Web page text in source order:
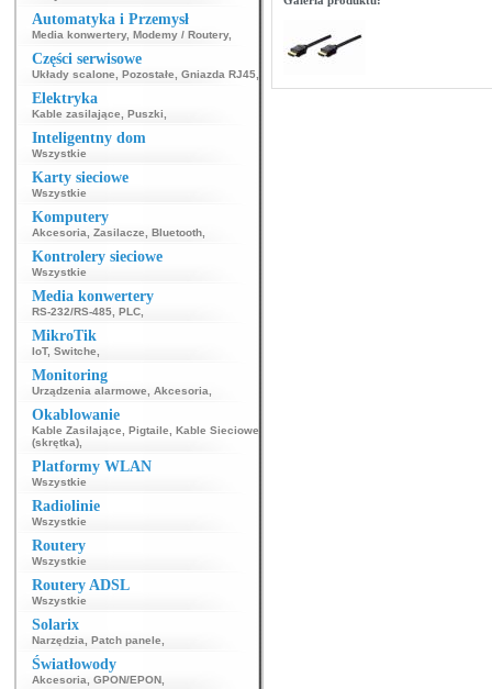
Automatyka i Przemysł
Media konwertery, Modemy / Routery,
Części serwisowe
Układy scalone Pozostałe Gniazda RJ45
Elektryka
Kable zasilające Puszki
Inteligentny dom
Wszystkie
Karty sieciowe
Wszystkie
Komputery
Akcesoria Zasilacze Bluetooth
Kontrolery sieciowe
Wszystkie
Media konwertery
RS-232/RS-485 PLC
MikroTik
IoT, Switche
Monitoring
Urządzenia alarmowe Akcesoria
Okablowanie
Kable Zasilające Pigtaile
Kable Sieciowe
(skrętka)
Platformy WLAN
Wszystkie
Radiolinie
Wszystkie
Routery
Wszystkie
Routery ADSL
Wszystkie
Solarix
Narzędzia Patch panele
Światłowody
Akcesoria GPON/EPON